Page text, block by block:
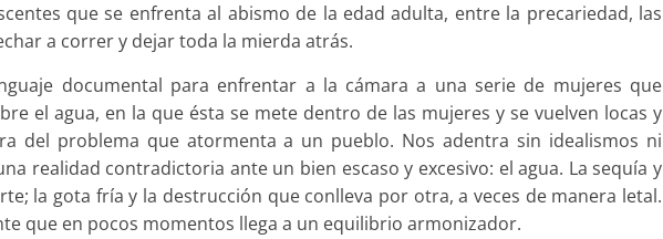
que se enfrenta al abismo de la edad adulta, entre la precariedad, las
a correr y dejar toda la mierda atrás.
documental para enfrentar a la cámara a una serie de mujeres que
el agua, en la que ésta se mete dentro de las mujeres y se vuelven locas y
del problema que atormenta a un pueblo. Nos adentra sin idealismos ni
realidad contradictoria ante un bien escaso y excesivo: el agua. La sequía y
la gota fría y la destrucción que conlleva por otra, a veces de manera letal.
que en pocos momentos llega a un equilibrio armonizador.